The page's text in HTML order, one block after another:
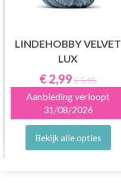
LINDEHOBBY VELVET
LUX
€ 2,99 € 5,95
Aanbieding verloopt
31/08/2026
Bekijk alle opties